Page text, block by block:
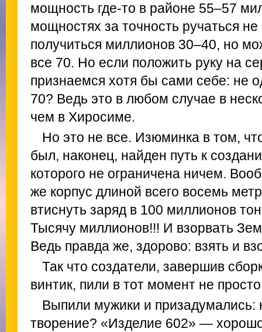
мощность где-то в районе 55–57
мощностях за точность ручаться
получиться миллионов 30–40, но
все 70. Но если положить руку на
признаемся хотя бы сами себе: не
70? Ведь это в любом случае в
чем в Хиросиме.
Но это не все. Изюминка в том,
был, наконец, найден путь к
которого не ограничена ничем.
же корпус длиной всего восемь
втиснуть заряд в 100 миллионов
Тысячу миллионов!!! И взорвать
Ведь правда же, здорово: взять и
Так что создатели, завершив
винтик, пили в тот момент не
Выпили мужики и призадумались:
творение? «Изделие 602» —